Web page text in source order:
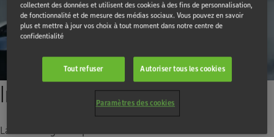
Innovation et connectique
La technologie unique de Honda crée l'innovation et la
collectent des données et utilisent des cookies à des fins de personnalisation,
de fonctionnalité et de mesure des médias sociaux. Vous pouvez en savoir
plus et mettre à jour vos choix à tout moment dans notre centre de
confidentialité
Tout refuser Autoriser tous les cookies
Paramètres des cookies